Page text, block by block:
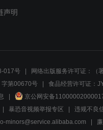
声明
017号 网络出版服务许可证：（
字第00670号 食品经营许可证：
京公网安备
暴恐音视频举报专区
违规不良
minors@service.alibaba.com